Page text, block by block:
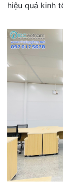
hiệu quả kinh